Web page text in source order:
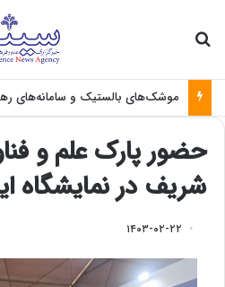
حضور پارک علم و
شریف در نمایشگاه
۱۴۰۳-۰۲-۲۲